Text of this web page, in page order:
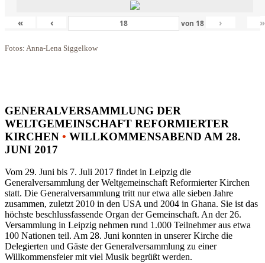
« ‹ von 18 › »
Fotos: Anna-Lena Siggelkow
GENERALVERSAMMLUNG DER
WELTGEMEINSCHAFT REFORMIERTER
KIRCHEN • WILLKOMMENSABEND AM 28.
JUNI 2017
Vom 29. Juni bis 7. Juli 2017 findet in Leipzig die
Generalversammlung der Weltgemeinschaft Reformierter Kirchen
statt. Die Generalversammlung tritt nur etwa alle sieben Jahre
zusammen, zuletzt 2010 in den USA und 2004 in Ghana. Sie ist das
höchste beschlussfassende Organ der Gemeinschaft. An der 26.
Versammlung in Leipzig nehmen rund 1.000 Teilnehmer aus etwa
100 Nationen teil. Am 28. Juni konnten in unserer Kirche die
Delegierten und Gäste der Generalversammlung zu einer
Willkommensfeier mit viel Musik begrüßt werden.